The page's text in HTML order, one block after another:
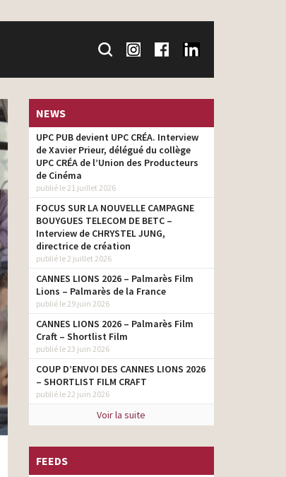
NEWS
UPC PUB devient UPC CRÉA. Interview
de Xavier Prieur, délégué du collège
UPC CRÉA de l’Union des Producteurs
de Cinéma
publié le 21 juillet 2026
FOCUS SUR LA NOUVELLE CAMPAGNE
BOUYGUES TELECOM DE BETC –
Interview de CHRYSTEL JUNG,
directrice de création
publié le 2 juillet 2026
CANNES LIONS 2026 – Palmarès Film
Lions – Palmarès de la France
publié le 29 juin 2026
CANNES LIONS 2026 – Palmarès Film
Craft – Shortlist Film
publié le 23 juin 2026
COUP D’ENVOI DES CANNES LIONS 2026
– SHORTLIST FILM CRAFT
publié le 22 juin 2026
Voir la suite
FEEDS